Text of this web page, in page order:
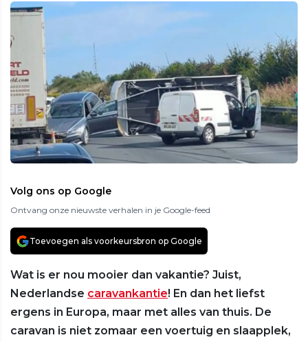
Volg ons op Google
Ontvang onze nieuwste verhalen in je Google-feed
Toevoegen als voorkeursbron op Google
Wat is er nou mooier dan vakantie? Juist,
Nederlandse caravankantie! En dan het liefst
ergens in Europa, maar met alles van thuis. De
caravan is niet zomaar een voertuig en slaapplek,